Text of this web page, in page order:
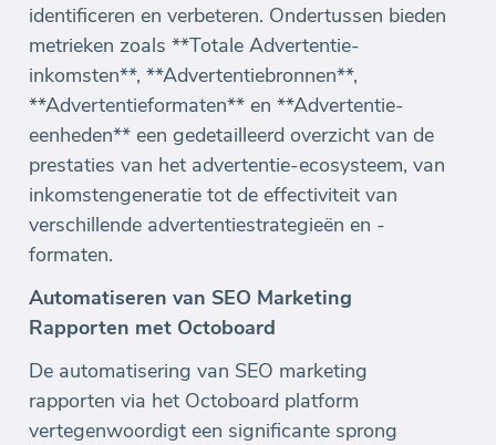
identificeren en verbeteren. Ondertussen bieden
metrieken zoals **Totale Advertentie-
inkomsten**, **Advertentiebronnen**,
**Advertentieformaten** en **Advertentie-
eenheden** een gedetailleerd overzicht van de
prestaties van het advertentie-ecosysteem, van
inkomstengeneratie tot de effectiviteit van
verschillende advertentiestrategieën en -
formaten.
Automatiseren van SEO Marketing
Rapporten met Octoboard
De automatisering van SEO marketing
rapporten via het Octoboard platform
vertegenwoordigt een significante sprong